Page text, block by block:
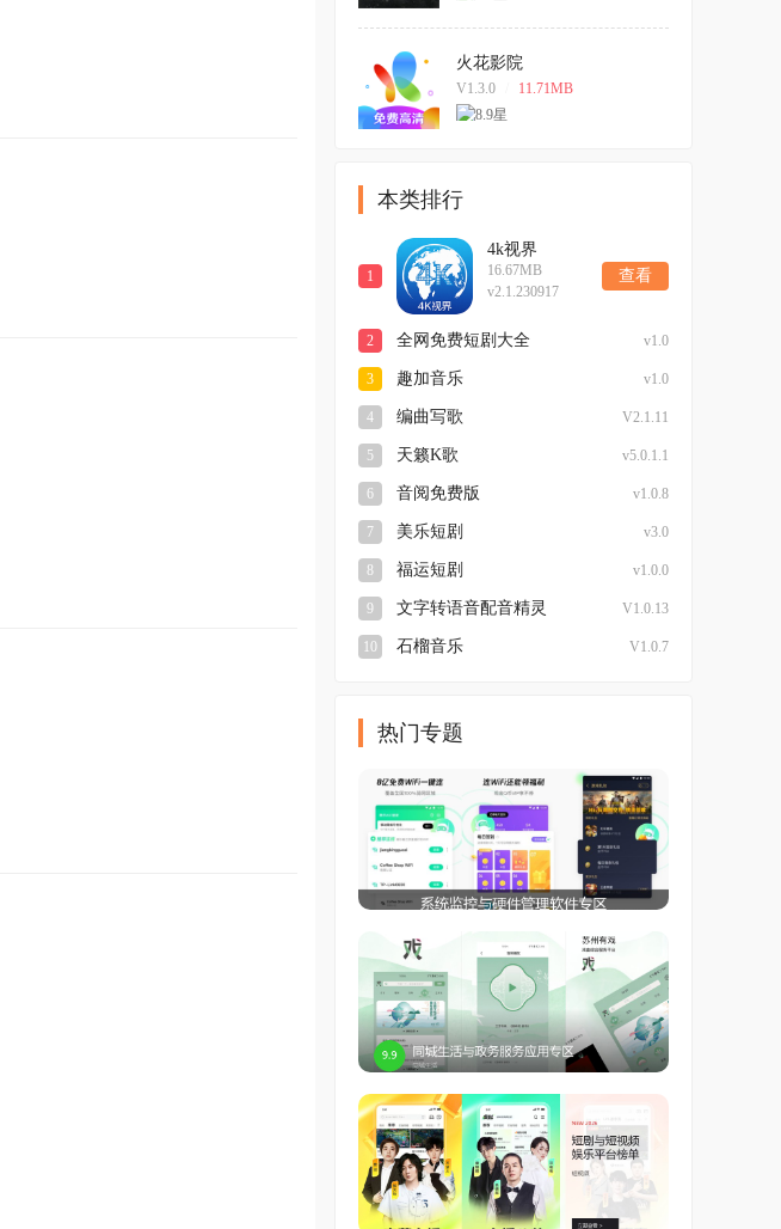
火花影院
V1.3.0 11.71MB
本类排行
1
4k视界
16.67MB
v2.1.230917
查看
2 全网免费短剧大全 v1.0
3 趣加音乐 v1.0
4 编曲写歌 V2.1.11
5 天籁K歌 v5.0.1.1
6 音阅免费版 v1.0.8
7 美乐短剧 v3.0
8 福运短剧 v1.0.0
9 文字转语音配音精灵 V1.0.13
10 石榴音乐 V1.0.7
热门专题